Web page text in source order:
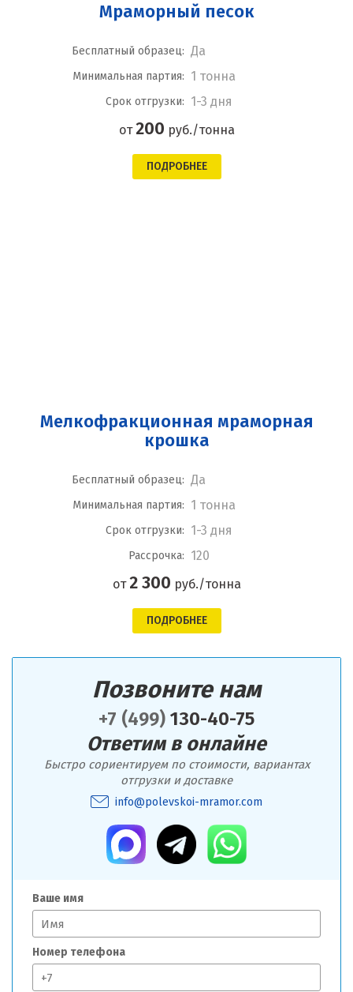
Мраморный песок
Бесплатный образец: Да
Минимальная партия: 1 тонна
Срок отгрузки: 1-3 дня
от200 руб./тонна
ПОДРОБНЕЕ
Мелкофракционная мраморная
крошка
Бесплатный образец: Да
Минимальная партия: 1 тонна
Срок отгрузки: 1-3 дня
Рассрочка: 120
от2 300 руб./тонна
ПОДРОБНЕЕ
Позвоните нам
+7 (499) 130-40-75
Ответим в онлайне
Быстро сориентируем по стоимости, вариантах
отгрузки и доставке
info@polevskoi-mramor.com
Ваше имя
Номер телефона